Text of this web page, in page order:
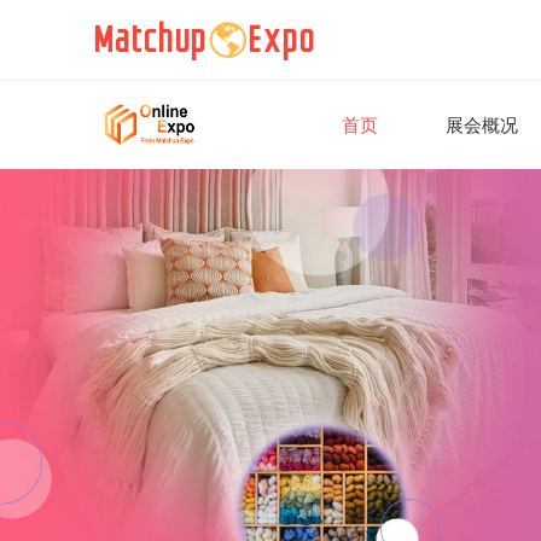
首页 展会概况